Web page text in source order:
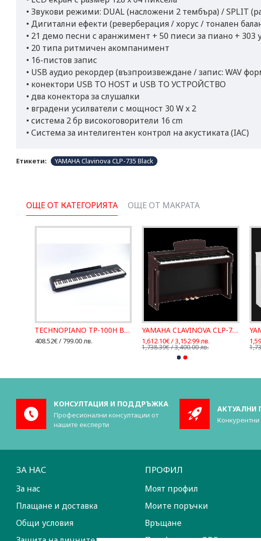
• Звукови режими: DUAL (насложени 2 тембъра) / SPLIT
• Дигитални ефекти (реверберация / хорус / тонален
• 21 демо песни с аранжимент + 50 пиеси за пиано + 303
• 20 типа ритмичен акомпанимент
• 16-пистов запис
• USB аудио рекордер (възпроизвеждане / запис: WAV
• конектори USB TO HOST и USB TO УСТРОЙСТВО
• два конектора за слушалки
• вградени усилватели с мощност 30 W x 2
• система 2 бр високоговорители 16 cm
• Система за интелигентен контрол на акустиката (IAC)
Етикети: YAMAHA Clavinova CLP-735 Black
ОЩЕ ОТ КАТЕГОРИЯТА ОЩЕ ОТ МАКРАТА
TECHNOPIANO TP-100H BK ДИГИТАЛНО ПИАНО
408.52€ / 799.00 лв.
YAMAHA CLAVINOVA CLP-725 Rosewood
1,612.10€ / 3,152.99 лв.
1,738.39€ / 3,400.00 лв.
КОНСУЛТАЦИЯ И ПОДДРЪЖКА
Професионални консултации от
нашите експерти
АКТУАЛНИ
ЗА НАС
За нас
Плащане и доставка
Общи условия
ПРОФИЛ
Моят профил
Моите поръчки
Връщане